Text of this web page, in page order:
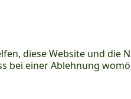
diese Website und die
bei einer Ablehnung